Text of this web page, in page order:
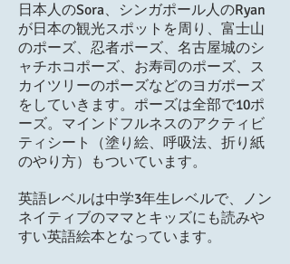
日本人のSora、シンガポール人のRyan
が日本の観光スポットを周り、富士山
のポーズ、忍者ポーズ、名古屋城のシ
ャチホコポーズ、お寿司のポーズ、ス
カイツリーのポーズなどのヨガポーズ
をしていきます。ポーズは全部で10ポ
ーズ。マインドフルネスのアクティビ
ティシート（塗り絵、呼吸法、折り紙
のやり方）もついています。
英語レベルは中学3年生レベルで、ノン
ネイティブのママとキッズにも読みや
すい英語絵本となっています。